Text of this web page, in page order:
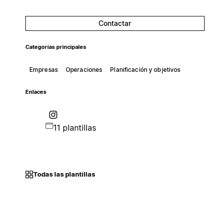
Contactar
Categorías principales
Empresas Operaciones Planificación y objetivos
Enlaces
11 plantillas
Todas las plantillas